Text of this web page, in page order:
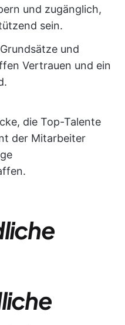
und zugänglich,
sein.
und
Vertrauen und ein
die Top-Talente
der Mitarbeiter